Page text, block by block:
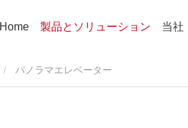
Home 製品とソリューション 当社
パノラマエレベーター